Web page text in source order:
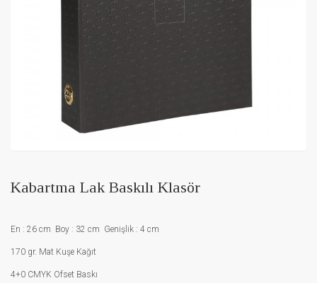
Kabartma Lak Baskılı Klasör
En : 26 cm Boy : 32 cm Genişlik : 4 cm
170 gr. Mat Kuşe Kağıt
4+0 CMYK Ofset Baskı